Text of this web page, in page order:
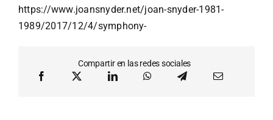
https://www.joansnyder.net/joan-snyder-1981-
1989/2017/12/4/symphony-
Compartir en las redes sociales